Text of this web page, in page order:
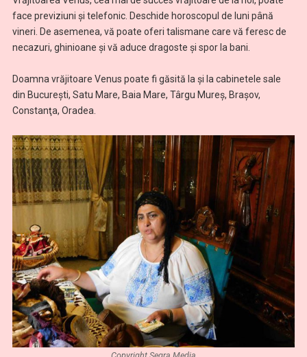
face previziuni şi telefonic. Deschide horoscopul de luni până
vineri. De asemenea, vă poate oferi talismane care vă feresc de
necazuri, ghinioane şi vă aduce dragoste şi spor la bani.
Doamna vrăjitoare Venus poate fi găsită la şi la cabinetele sale
din Bucureşti, Satu Mare, Baia Mare, Târgu Mureş, Braşov,
Constanţa, Oradea.